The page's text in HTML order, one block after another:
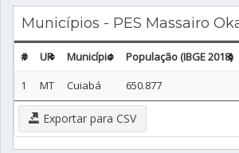
Municípios - PES Massairo
# UF Município População (IBGE 2018)
1
MT Cuiabá 650.877
Exportar para CSV